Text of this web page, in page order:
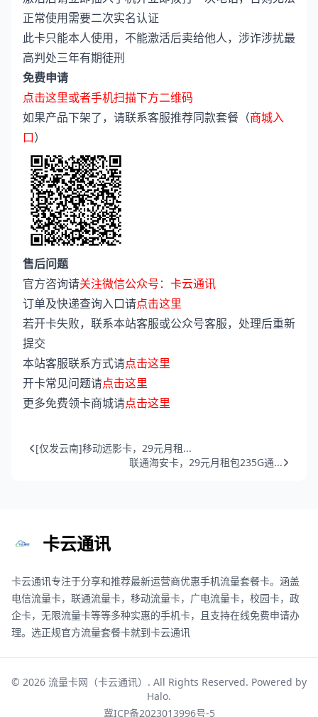
正常使用需要二次实名认证
此卡只能本人使用，不能激活后卖给他人，涉诈涉扰最
高判处三年有期徒刑
免费申请
点击这里或者手机扫描下方二维码
如果产品下架了，请联系客服推荐同款套餐（商城入
口）
售后问题
官方咨询请关注微信公众号：卡云通讯
订单及快递查询入口请点击这里
若开卡失败，联系本站客服或公众号客服，处理后重新
提交
本站客服联系方式请点击这里
开卡常见问题请点击这里
更多免费领卡商城请点击这里
[仅发云南]移动远影卡，29元月租...
联通海安卡，29元月租包235G通...
卡云通讯
卡云通讯专注于分享和推荐最新运营商优惠手机流量套餐卡。涵盖
电信流量卡，联通流量卡，移动流量卡，广电流量卡，校园卡，政
企卡，无限流量卡等等多种实惠的手机卡，且支持在线免费申请办
理。选正规官方流量套餐卡就到卡云通讯
© 2026 流量卡网（卡云通讯） . All Rights Reserved. Powered by
Halo.
冀ICP备2023013996号-5